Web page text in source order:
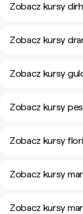
Zobacz kursy
Zobacz kursy
Zobacz kursy
Zobacz kursy
Zobacz kursy
Zobacz kursy
Zobacz kursy